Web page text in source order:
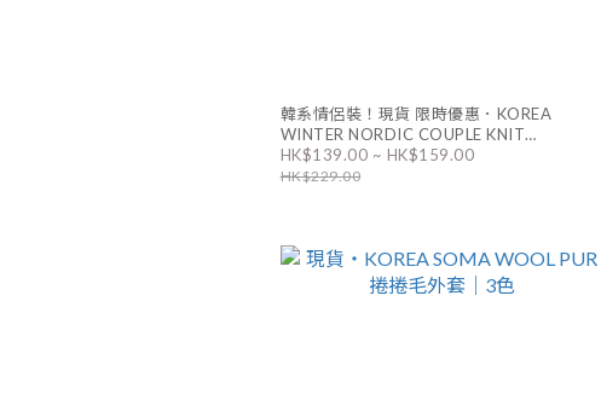
韓系情侶裝！現貨 限時優惠．KOREA
WINTER NORDIC COUPLE KNIT
CARDIGAN｜4色 男女同款
HK$139.00 ~ HK$159.00
HK$229.00